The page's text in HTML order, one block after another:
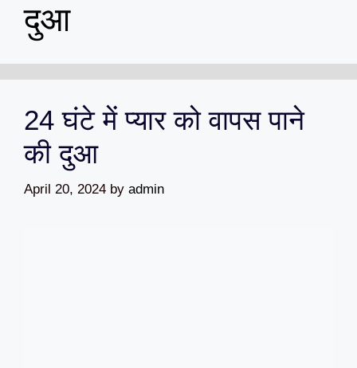
दुआ
24 घंटे में प्यार को वापस पाने
की दुआ
April 20, 2024 by admin